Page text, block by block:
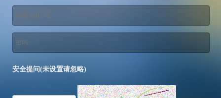
安全提问(未设置请忽略)